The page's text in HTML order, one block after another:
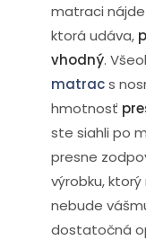
matraci
ktorá udáva,
vhodný.
matracs
hmotnosť
ste siahli po
presne
výrobku,
nebude
dostatočná